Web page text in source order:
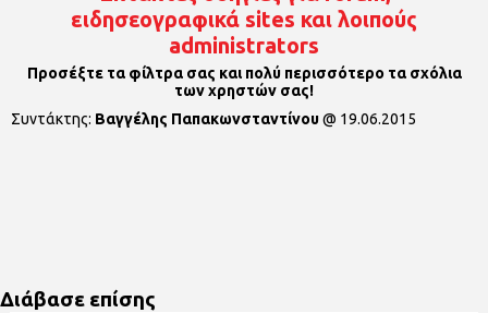
ειδησεογραφικά sites και λοιπούς
administrators
Προσέξτε τα φίλτρα σας και πολύ περισσότερο τα σχόλια
των χρηστών σας!
Συντάκτης: Βαγγέλης Παπακωνσταντίνου@ 19.06.2015
Διάβασε επίσης